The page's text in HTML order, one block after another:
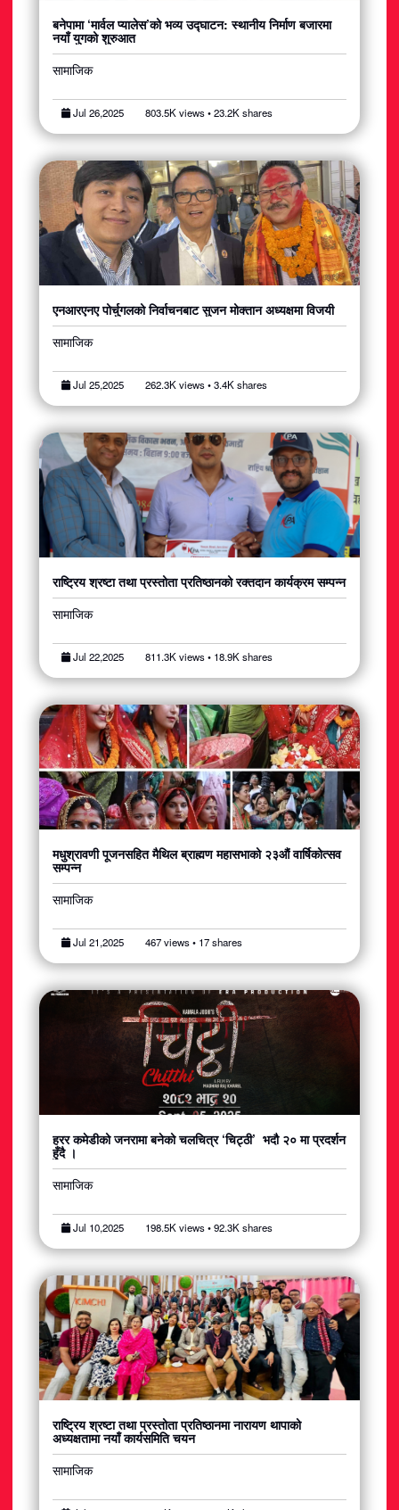
बनेपामा ‘मार्वल प्यालेस’को भव्य उद्घाटन: स्थानीय निर्माण बजारमा
नयाँ युगको शुरुआत
सामाजिक
Jul 26,2025 803.5K views • 23.2K shares
एनआरएनए पोर्चुगलको निर्वाचनबाट सुजन मोक्तान अध्यक्षमा विजयी
सामाजिक
Jul 25,2025 262.3K views • 3.4K shares
राष्ट्रिय श्रष्टा तथा प्रस्तोता प्रतिष्ठानको रक्तदान कार्यक्रम सम्पन्न
सामाजिक
Jul 22,2025 811.3K views • 18.9K shares
मधुश्रावणी पूजनसहित मैथिल ब्राह्मण महासभाको २३औं वार्षिकोत्सव
सम्पन्न​
सामाजिक
Jul 21,2025 467 views • 17 shares
हरर कमेडीको जनरामा बनेको चलचित्र ‘चिट्ठी’ भदौ २० मा प्रदर्शन
हुँदै ।
सामाजिक
Jul 10,2025 198.5K views • 92.3K shares
राष्ट्रिय श्रष्टा तथा प्रस्तोता प्रतिष्ठानमा नारायण थापाको
अध्यक्षतामा नयाँ कार्यसमिति चयन
सामाजिक